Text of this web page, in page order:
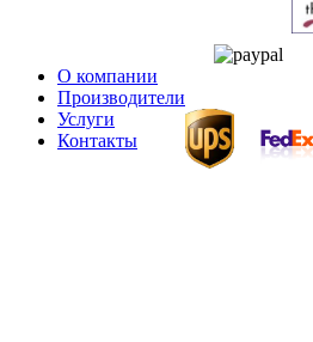
О компании
Производители
Услуги
Контакты